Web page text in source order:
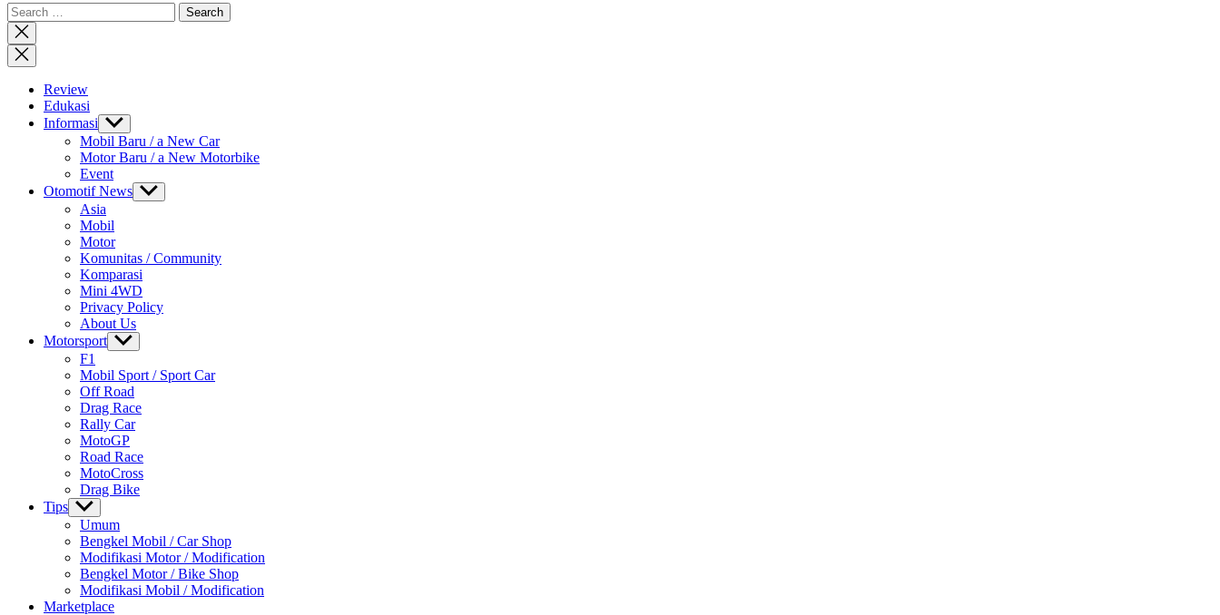
Search
for:
Close
search
Review
Edukasi
Informasi Show
sub
menu
Mobil Baru / a New Car
Motor Baru / a New Motorbike
Event
Otomotif News Show
sub
Asia
Mobil
Motor
Komunitas / Community
Komparasi
Mini 4WD
Privacy Policy
About Us
Motorsport Show
sub
menu
F1
Mobil Sport / Sport Car
Off Road
Drag Race
Rally Car
MotoGP
Road Race
MotoCross
Drag Bike
Tips Show
sub
menu
Umum
Bengkel Mobil / Car Shop
Modifikasi Motor / Modification
Bengkel Motor / Bike Shop
Modifikasi Mobil / Modification
Marketplace